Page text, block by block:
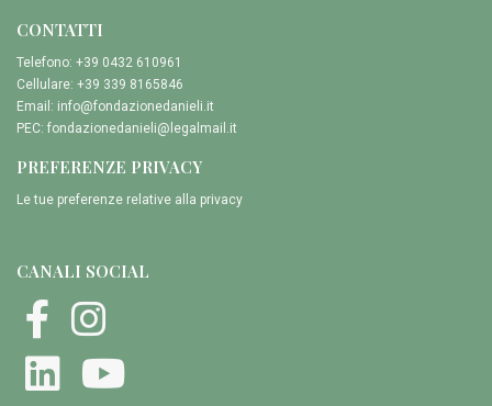
CONTATTI
Telefono: +39 0432 610961
Cellulare: +39 339 8165846
Email: info@fondazionedanieli.it
PEC: fondazionedanieli@legalmail.it
PREFERENZE PRIVACY
Le tue preferenze relative alla privacy
CANALI SOCIAL